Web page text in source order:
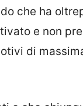
che ha
e non
di